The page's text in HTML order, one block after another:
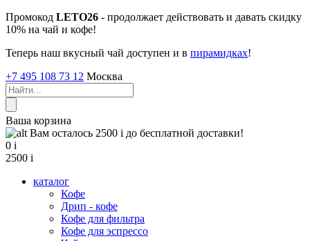
Промокод LETO26 - продолжает действовать и давать скидку
10% на чай и кофе!
Теперь наш вкусный чай доступен и в пирамидках!
+7 495 108 73 12 Москва
Ваша корзина
Вам осталось 2500 i до бесплатной доставки!
0 i
2500 i
каталог
Кофе
Дрип - кофе
Кофе для фильтра
Кофе для эспрессо